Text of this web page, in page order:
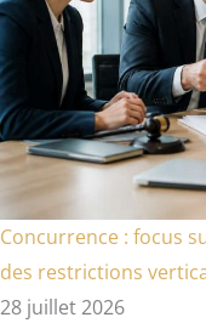
Concurrence : focus
des restrictions
28 juillet 2026